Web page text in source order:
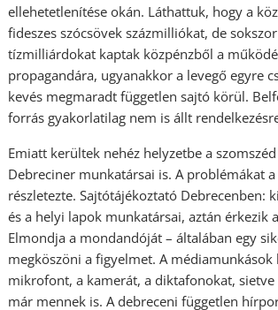
ellehetetlenítése okán. Láthattuk, hogy a
fideszes szócsövek százmilliókat, de
tízmilliárdokat kaptak közpénzből a
propagandára, ugyanakkor a levegő egyre
kevés megmaradt független sajtó körül.
forrás gyakorlatilag nem is állt
Emiatt kerültek nehéz helyzetbe a
Debreciner munkatársai is. A problémákat
részletezte. Sajtótájékoztató Debrecenben:
és a helyi lapok munkatársai, aztán érkezik
Elmondja a mondandóját – általában egy
megköszöni a figyelmet. A médiamunkások
mikrofont, a kamerát, a diktafonokat, sietve
már mennek is. A debreceni független